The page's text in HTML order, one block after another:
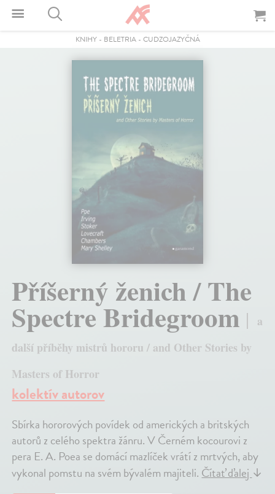
KNIHY- BELETRIA- CUDZOJAZYČNÁ
Příšerný ženich / The
Spectre Bridegroom
a
další příběhy mistrů hororu / and Other Stories by
Masters of Horror
kolektív autorov
Sbírka hororových povídek od amerických a britských
autorů z celého spektra žánru. V Černém kocourovi z
pera E. A. Poea se domácí mazlíček vrátí z mrtvých, aby
vykonal pomstu na svém bývalém majiteli.Čítať ďalej↓